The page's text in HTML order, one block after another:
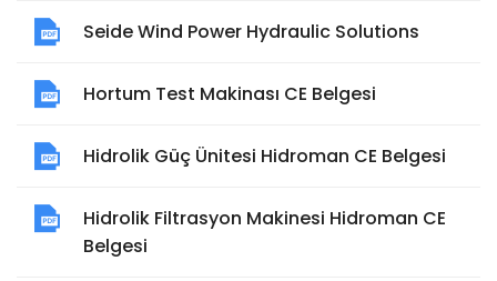
Seide Wind Power Hydraulic Solutions
Hortum Test Makinası CE Belgesi
Hidrolik Güç Ünitesi Hidroman CE Belgesi
Hidrolik Filtrasyon Makinesi Hidroman CE
Belgesi